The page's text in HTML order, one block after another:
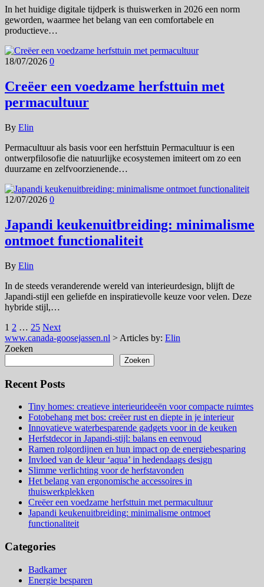
In het huidige digitale tijdperk is thuiswerken in 2026 een norm
geworden, waarmee het belang van een comfortabele en
productieve…
18/07/2026 0
Creëer een voedzame herfsttuin met
permacultuur
By Elin
Permacultuur als basis voor een herfsttuin Permacultuur is een
ontwerpfilosofie die natuurlijke ecosystemen imiteert om zo een
duurzame en zelfvoorzienende…
12/07/2026 0
Japandi keukenuitbreiding: minimalisme
ontmoet functionaliteit
By Elin
In de steeds veranderende wereld van interieurdesign, blijft de
Japandi-stijl een geliefde en inspiratievolle keuze voor velen. Deze
hybride stijl,…
Posts
pagination
1 2 … 25 Next
www.canada-goosejassen.nl > Articles by: Elin
Zoeken
Zoeken
Recent Posts
Tiny homes: creatieve interieurideeën voor compacte ruimtes
Fotobehang met bos: creëer rust en diepte in je interieur
Innovatieve waterbesparende gadgets voor in de keuken
Herfstdecor in Japandi-stijl: balans en eenvoud
Ramen rolgordijnen en hun impact op de energiebesparing
Invloed van de kleur ‘aqua’ in hedendaags design
Slimme verlichting voor de herfstavonden
Het belang van ergonomische accessoires in
thuiswerkplekken
Creëer een voedzame herfsttuin met permacultuur
Japandi keukenuitbreiding: minimalisme ontmoet
functionaliteit
Categories
Badkamer
Energie besparen